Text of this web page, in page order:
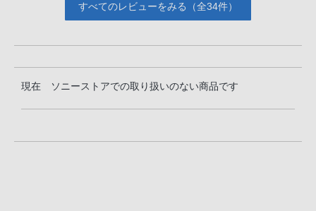
すべてのレビューをみる（全34件）
現在 ソニーストアでの取り扱いのない商品です